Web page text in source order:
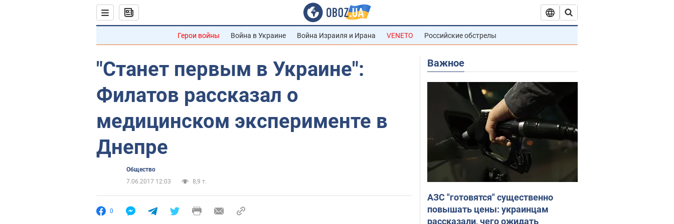
Герои войны Война в Украине Война Израиля и Ирана VENETO Российские обстрелы
"Станет первым в Украине":
Филатов рассказал о
медицинском эксперименте в
Днепре
Общество
7.06.2017 12:03
8,9 т.
0
Важное
АЗС "готовятся" существенно
повышать цены: украинцам
рассказали, чего ожидать